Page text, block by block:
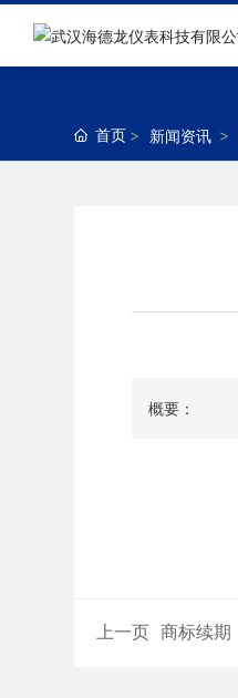
首页 新闻资讯
概要：
上一页 商标续期